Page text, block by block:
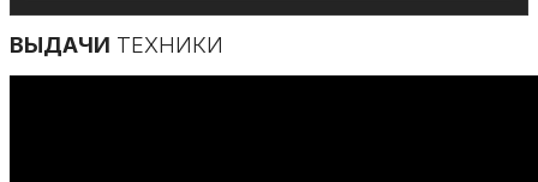
ВЫДАЧИ ТЕХНИКИ